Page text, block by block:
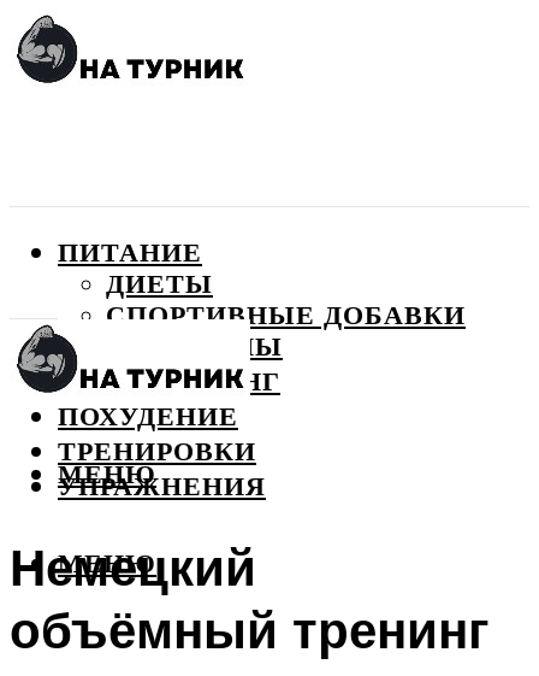
ПИТАНИЕ
ДИЕТЫ
СПОРТИВНЫЕ ДОБАВКИ
ВИТАМИНЫ
БОДИБИЛДИНГ
ПОХУДЕНИЕ
ТРЕНИРОВКИ
УПРАЖНЕНИЯ
МЕНЮ
МЕНЮ
Немецкий
объёмный тренинг